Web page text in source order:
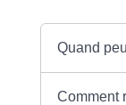
Quand
Comment